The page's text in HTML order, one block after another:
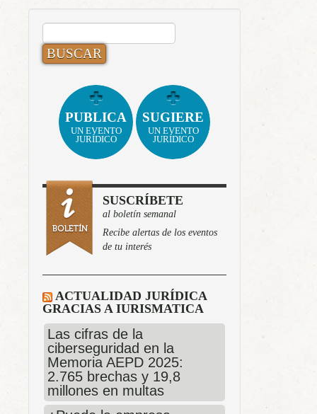
BUSCAR:
PUBLICA
UN EVENTO
JURÍDICO
SUGIERE
UN EVENTO
JURÍDICO
SUSCRÍBETE
al boletín semanal
Recibe alertas de los eventos
de tu interés
ACTUALIDAD JURÍDICA
GRACIAS A IURISMATICA
Las cifras de la
ciberseguridad en la
Memoria AEPD 2025:
2.765 brechas y 19,8
millones en multas